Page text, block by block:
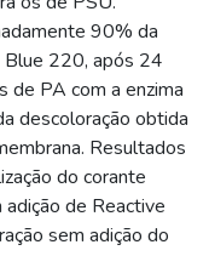
90% da
220, após 24
de PA com a enzima
descoloração obtida
Resultados
do corante
de Reactive
sem adição do